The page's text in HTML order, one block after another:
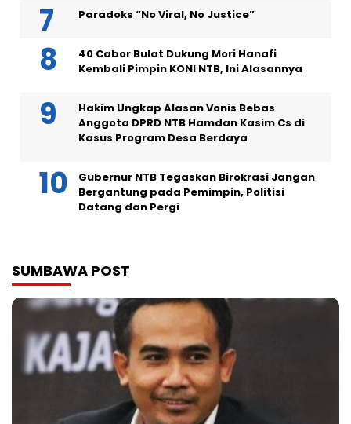
Paradoks “No Viral, No Justice”
40 Cabor Bulat Dukung Mori Hanafi
Kembali Pimpin KONI NTB, Ini Alasannya
Hakim Ungkap Alasan Vonis Bebas
Anggota DPRD NTB Hamdan Kasim Cs di
Kasus Program Desa Berdaya
Gubernur NTB Tegaskan Birokrasi Jangan
Bergantung pada Pemimpin, Politisi
Datang dan Pergi
SUMBAWA POST